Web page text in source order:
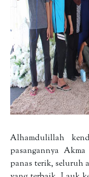
Alhamdulillah
pasangannya
panas terik, seluruh